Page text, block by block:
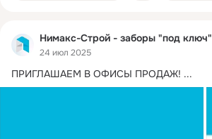
Нимакс-Строй - заборы "под ключ"
24 июл 2025
ПРИГЛАШАЕМ В ОФИСЫ ПРОДАЖ! ...